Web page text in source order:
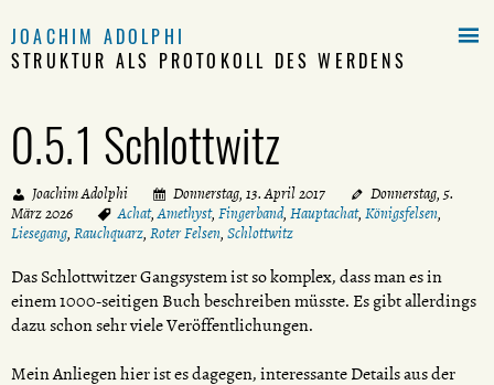
JOACHIM ADOLPHI
STRUKTUR ALS PROTOKOLL DES WERDENS
0.5.1 Schlottwitz
Joachim Adolphi Donnerstag, 13. April 2017
Donnerstag, 5.
März 2026
Achat,Amethyst, Fingerband, Hauptachat, Königsfelsen,
Liesegang, Rauchquarz, Roter Felsen, Schlottwitz
Das Schlottwitzer Gangsystem ist so komplex, dass man es in
einem 1000-seitigen Buch beschreiben müsste. Es gibt allerdings
dazu schon sehr viele Veröffentlichungen.
Mein Anliegen hier ist es dagegen, interessante Details aus der
